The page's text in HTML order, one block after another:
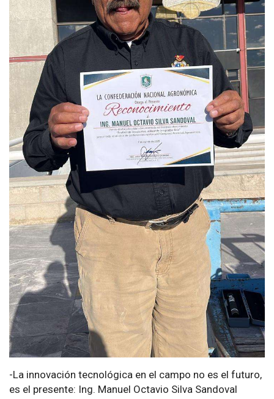
-La innovación tecnológica en el campo no es el futuro,
es el presente: Ing. Manuel Octavio Silva Sandoval